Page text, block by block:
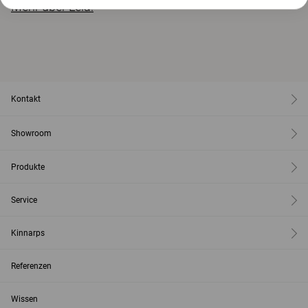
Mehr über Leia.
Kontakt
Showroom
Produkte
Service
Kinnarps
Referenzen
Wissen